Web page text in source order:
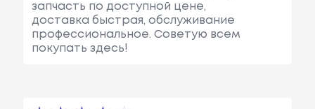
запчасть по доступной цене,
доставка быстрая, обслуживание
профессиональное. Советую всем
покупать здесь!